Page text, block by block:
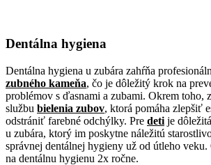
Dentálna hygiena
Dentálna hygiena u zubára zahŕňa
zubného kameňa, čo je dôležitý krok na
problémov s ďasnami a zubami. Okrem toho,
službu bielenia zubov, ktorá pomáha zlepšiť
odstrániť farebné odchýlky. Pre deti je
u zubára, ktorý im poskytne náležitú
správnej dentálnej hygieny už od útleho
na dentálnu hygienu 2x ročne.